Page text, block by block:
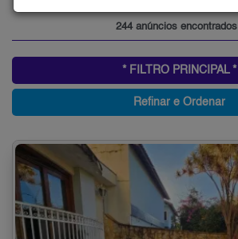
244 anúncios encontrados
* FILTRO PRINCIPAL *
Refinar e Ordenar